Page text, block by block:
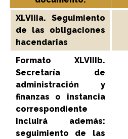
XLVIIIa. Seguimiento
de las obligaciones
hacendarias
Formato XLVIIIb.
Secretaría de
administración y
finanzas o instancia
correspondiente
incluirá además:
seguimiento de las